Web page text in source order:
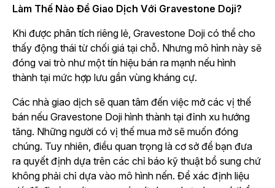
Làm Thế Nào Để Giao Dịch Với Gravestone Doji?
Khi được phân tích riêng lẻ, Gravestone Doji có thể cho
thấy động thái từ chối giá tại chỗ. Nhưng mô hình này sẽ
đóng vai trò như một tín hiệu bán ra mạnh nếu hình
thành tại mức hợp lưu gần vùng kháng cự.
Các nhà giao dịch sẽ quan tâm đến việc mở các vị thế
bán nếu Gravestone Doji hình thành tại đỉnh xu hướng
tăng. Những người có vị thế mua mở sẽ muốn đóng
chúng. Tuy nhiên, điều quan trọng là cơ sở để bạn đưa
ra quyết định dựa trên các chỉ báo kỹ thuật bổ sung chứ
không phải chỉ dựa vào mô hình nến. Để xác định liệu